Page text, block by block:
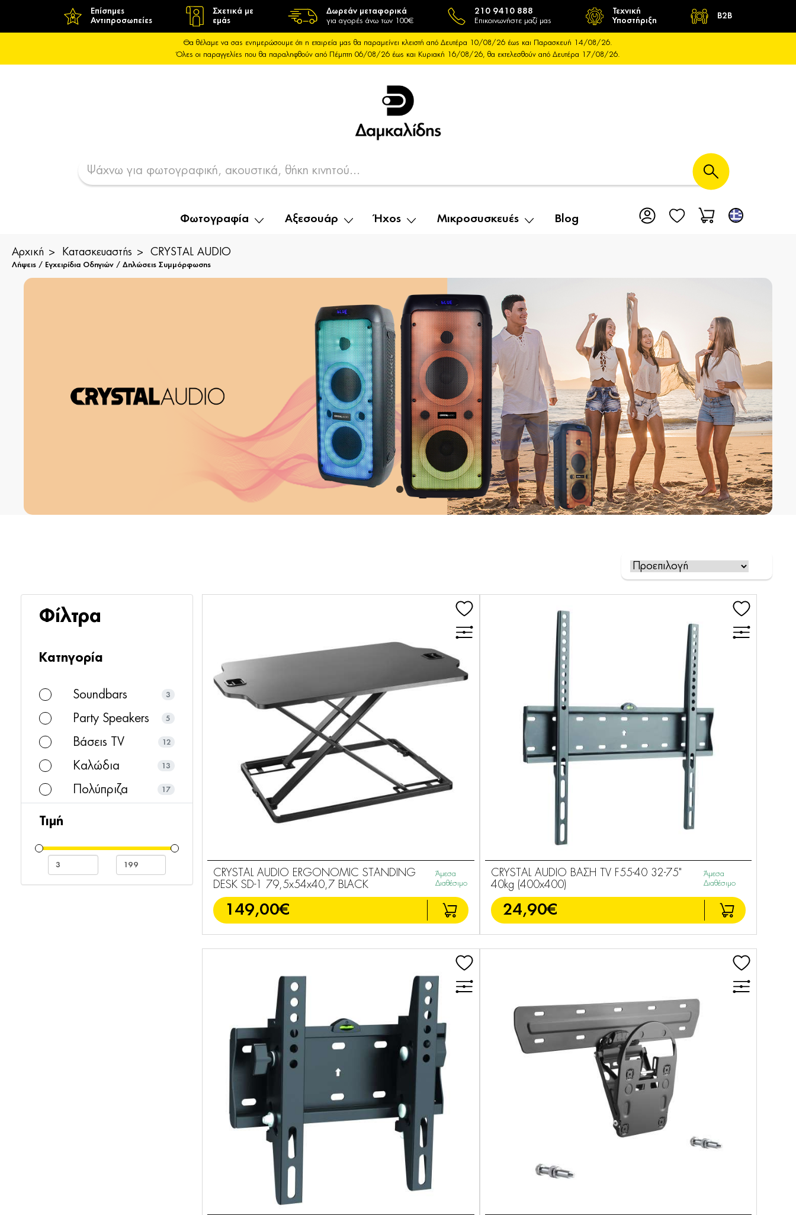
Επίσημες
Αντιπροσωπείες
Σχετικά με
εμάς
Δωρεάν μεταφορικά
για αγορές άνω των 100€
210 9410 888
Επικοινωνήστε μαζί μας
Τεχνική
Υποστήριξη
B2B
Θα θέλαμε να σας ενημερώσουμε ότι η εταιρεία μας θα παραμείνει κλειστή από Δευτέρα 10/08/26 έως και Παρασκευή 14/08/26.
Όλες οι παραγγελίες που θα παραληφθούν από Πέμπτη 06/08/26 έως και Κυριακή 16/08/26, θα εκτελεσθούν από Δευτέρα 17/08/26.
Φωτογραφία Αξεσουάρ Ήχος Μικροσυσκευές Blog
Αρχική Κατασκευαστής CRYSTAL AUDIO
Λήψεις / Εγχειρίδια Οδηγιών / Δηλώσεις Συμμόρφωσης
Φίλτρα
Κατηγορία
Soundbars 3
Party Speakers 5
Βάσεις TV 12
Καλώδια 13
Πολύπριζα 17
Ακουστικά
Κεφαλής
3
Τιμή
CRYSTAL AUDIO ERGONOMIC STANDING
DESK SD-1 79,5x54x40,7 BLACK
Άμεσα
Διαθέσιμο
149,00€
CRYSTAL AUDIO ΒΑΣΗ TV F55-40 32-75"
40kg (400x400)
Άμεσα
Διαθέσιμο
24,90€